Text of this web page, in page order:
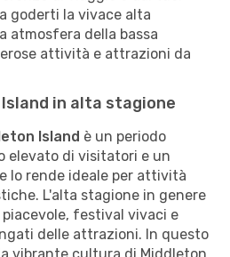
goderti la vivace alta
atmosfera della bassa
attività e attrazioni da
in alta stagione
Island è un periodo
elevato di visitatori e un
lo rende ideale per attività
L'alta stagione in genere
festival vivaci e
delle attrazioni. In questo